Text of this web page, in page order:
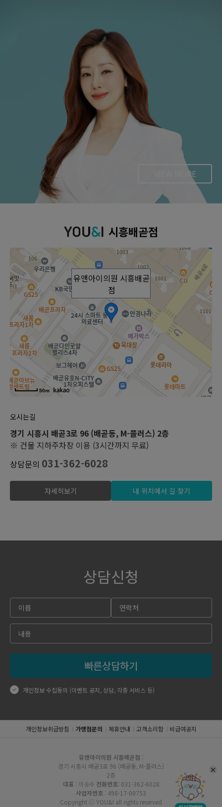
VIEW MORE
시흥배곧점
유앤아이의원 시흥배곧
점
50m
오시는길
경기 시흥시 배곧3로 96 (배곧동, M-플러스) 2층
※ 건물 지하주차장 이용 (3시간까지 무료)
상담문의 031-362-6028
자세히보기 내 위치에서 길 찾기
상담신청
빠른상담하기
개인정보 수집동의 (이벤트 공지, 상담, 각종 서비스 등)
개인정보취급방침 가맹점문의 제휴안내 고객소리함 비급여공지
유앤아이의원 시흥배곧점 :
경기 시흥시 배곧3로 96 (배곧동, M-플러스)
2층
대표 : 이승수 전화번호: 031-362-6028
사업자번호 : 498-17-00753
Copyright ⓒ YOU&I all rights reserved